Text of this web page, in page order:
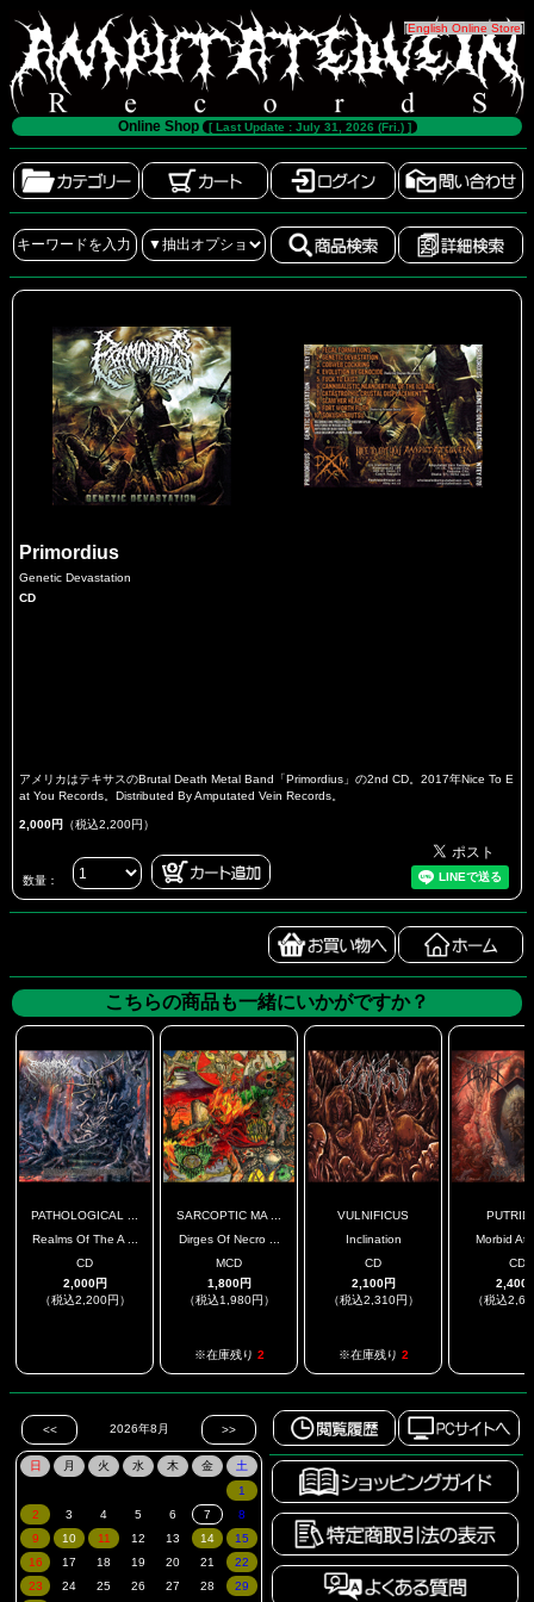
[English Online Store]
Online Shop [ Last Update : July 31, 2026 (Fri.) ]
Primordius
Genetic Devastation
CD
アメリカはテキサスのBrutal Death Metal Band「Primordius」の2nd CD。2017年Nice To E
at You Records。Distributed By Amputated Vein Records。
2,000円 （税込2,200円）
数量：
こちらの商品も一緒にいかがですか？
PATHOLOGICAL ...
Realms Of The A ...
CD
2,000円
（税込2,200円）
SARCOPTIC MA ...
Dirges Of Necro ...
MCD
1,800円
（税込1,980円）
※在庫残り 2
VULNIFICUS
Inclination
CD
2,100円
（税込2,310円）
※在庫残り 2
Morbid
CD
2,400
（税込